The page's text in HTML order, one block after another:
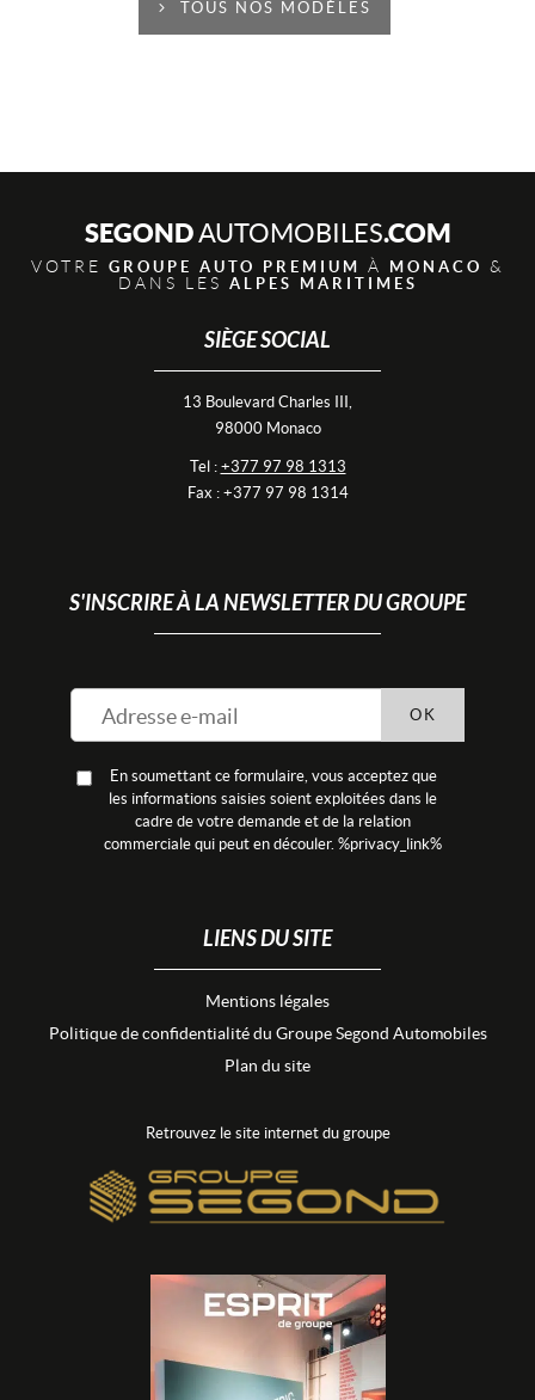
TOUS NOS MODÈLES
SEGONDAUTOMOBILES.COM
VOTRE GROUPE AUTO PREMIUM À MONACO &
DANS LES ALPES MARITIMES
SIÈGE SOCIAL
13 Boulevard Charles III,
98000 Monaco
Tel : +377 97 98 1313
Fax : +377 97 98 1314
S'INSCRIRE À LA NEWSLETTER DU GROUPE
En soumettant ce formulaire, vous acceptez que
les informations saisies soient exploitées dans le
cadre de votre demande et de la relation
commerciale qui peut en découler. %privacy_link%
OK
LIENS DU SITE
Mentions légales
Politique de confidentialité du Groupe Segond Automobiles
Plan du site
Retrouvez le site internet du groupe